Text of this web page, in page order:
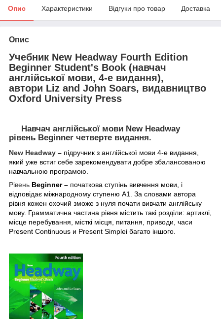
Опис Характеристики Відгуки про товар Доставка
Опис
Учебник New Headway Fourth Edition
Beginner Student's Book (навчач
англійської мови, 4-е видання),
автори Liz and John Soars, видавництво
Oxford University Press
Навчач англійської мови New Headway
рівень Beginner четверте видання.
New Headway – підручник з англійської мови 4-е видання,
який уже встиг себе зарекомендувати добре збалансованою
навчальною програмою.
Рівень Beginner – початкова ступінь вивчення мови, і
відповідає міжнародному ступеню А1. За словами автора
рівня кожен охочий зможе з нуля почати вивчати англійську
мову. Грамматична частина рівня містить такі розділи: артиклі,
місце перебування, місткі місця, питання, приводи, часи
Present Continuous и Present Simpleі багато іншого.